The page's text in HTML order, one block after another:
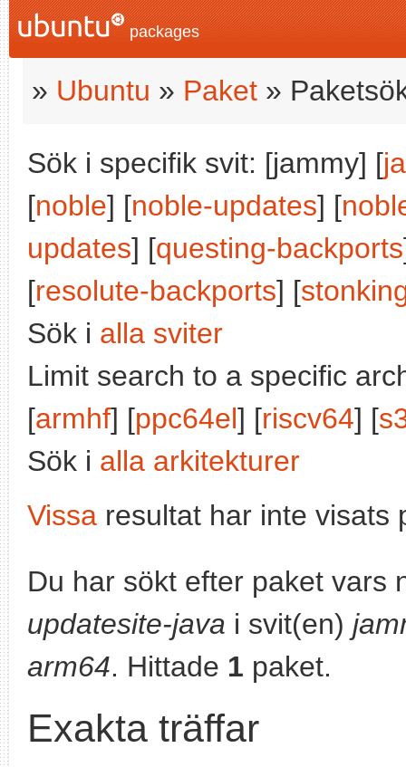
packages
» Ubuntu » Paket »
Sök i specifik svit: [jammy] [
[noble] [noble-updates] [
updates] [questing-backports
[resolute-backports] [
Sök i alla sviter
Limit search to a specific
[armhf] [ppc64el] [riscv64] [
Sök i alla arkitekturer
Vissa resultat har inte visats
Du har sökt efter paket vars
updatesite-java i svit(en)
arm64. Hittade 1 paket.
Exakta träffar